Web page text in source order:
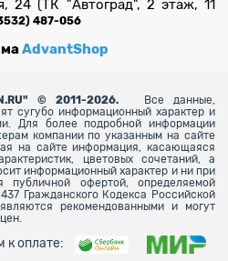
24 (ТК "Автоград", 2 этаж, 11
487-056
AdvantShop
© 2011-2026.
Все данные,
сугубо информационный характер и
Для более подробной информации
компании по указанным на сайте
на сайте информация, касающаяся
цветовых сочетаний, а
информационный характер и ни при
публичной офертой, определяемой
Гражданского Кодекса Российской
рекомендованными и могут
оплате: